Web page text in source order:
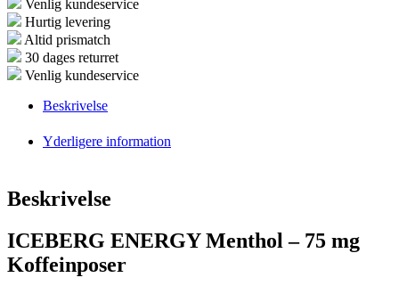
Venlig kundeservice
Hurtig levering
Altid prismatch
30 dages returret
Venlig kundeservice
Beskrivelse
Yderligere information
Beskrivelse
ICEBERG ENERGY Menthol – 75 mg
Koffeinposer